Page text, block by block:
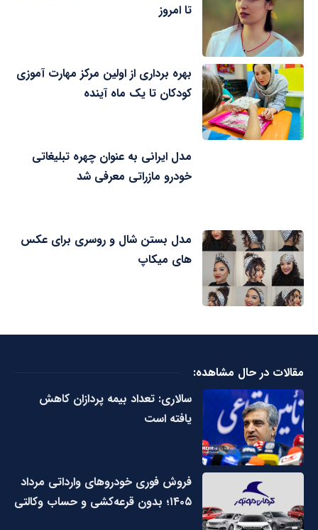
تا امروز
بهره برداری از اولین مرکز مهارت آموزی
کودکان تا یک ماه آینده
مدل ایرانی به عنوان چهره تبلیغاتی
خودرو مازراتی معرفی شد
مدل بستن شال و روسری برای عکس
های میکاپ
مقالات در حال مشاهده:
سالاری: تعداد بیمه پردازان کاهش
یافته است
فروش فوری خودروهای وارداتی مرداد
۱۴۰۵؛ بدون قرعه‌کشی و حساب وکالتی